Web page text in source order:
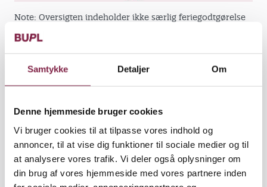
Samtykke Detaljer Om
Denne hjemmeside bruger cookies
Vi bruger cookies til at tilpasse vores indhold og
annoncer, til at vise dig funktioner til sociale medier og til
at analysere vores trafik. Vi deler også oplysninger om
din brug af vores hjemmeside med vores partnere inden
Note: Oversigten indeholder ikke særlig feriegodtgørelse
Hent billedet i høj-opløsning HER
lønseddel, kan du kontakte din lokale
fagforening eller tillidsrepræsentant.
Find din lokale fagforening her